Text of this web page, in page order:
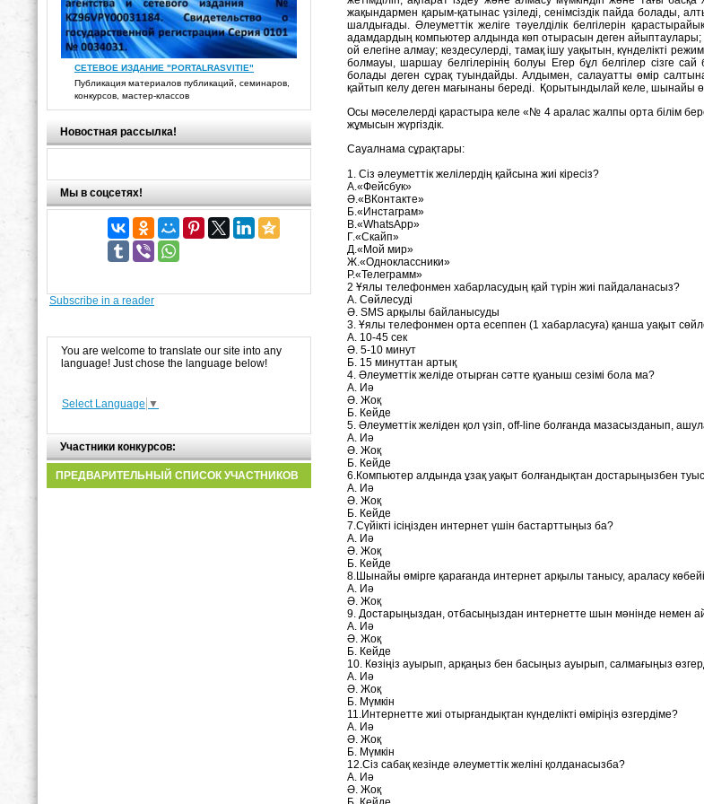
СЕТЕВОЕ ИЗДАНИЕ "PORTALRASVITIE"
Публикация материалов публикаций, семинаров,
конкурсов, мастер-классов
Новостная рассылка!
Мы в соцсетях!
Subscribe in a reader
You are welcome to translate our site into any
language! Just chose the language below!
Select Language ▼
Участники конкурсов:
ПРЕДВАРИТЕЛЬНЫЙ СПИСОК УЧАСТНИКОВ
жақындармен қарым-қатынас үзіледі, сенімсіздік пайда болады,
шалдығады. Әлеуметтік желіге тәуелділік белгілерін
адамдардың компьютер алдында көп отырасын деген айыптаулары;
ой елегіне алмау; кездесулерді, тамақ ішу уақытын, күнделікті
болмауы, шаршау белгілерінің болуы Егер бұл белгілер сізге сай
болады деген сұрақ туындайды. Алдымен, салауатты өмір
қайтып келу деген мағынаны береді. Қорытындылай келе, шынайы
Осы мәселелерді қарастыра келе «№ 4 аралас жалпы орта білім
жұмысын жүргіздік.
Сауалнама сұрақтары:
1. Сіз әлеуметтік желілердің қайсына жиі кіресіз?
А.«Фейсбук»
Ә.«ВКонтакте»
Б.«Инстаграм»
В.«WhatsApp»
Г.«Скайп»
Д.«Мой мир»
Ж.«Одноклассники»
Р.«Телеграмм»
2 Ұялы телефонмен хабарласудың қай түрін жиі пайдаланасыз?
А. Сөйлесуді
Ә. SMS арқылы байланысуды
3. Ұялы телефонмен орта есеппен (1 хабарласуға) қанша уақыт
А. 10-45 сек
Ә. 5-10 минут
Б. 15 минуттан артық
4. Әлеуметтік желіде отырған сәтте қуаныш сезімі бола ма?
А. Иә
Ә. Жоқ
Б. Кейде
5. Әлеуметтік желіден қол үзіп, off-line болғанда мазасызданып,
А. Иә
Ә. Жоқ
Б. Кейде
6.Компьютер алдында ұзақ уақыт болғандықтан достарыңызбен
А. Иә
Ә. Жоқ
Б. Кейде
7.Сүйікті ісіңізден интернет үшін бастарттыңыз ба?
А. Иә
Ә. Жоқ
Б. Кейде
8.Шынайы өмірге қарағанда интернет арқылы танысу, араласу
А. Иә
Ә. Жоқ
9. Достарыңыздан, отбасыңыздан интернетте шын мәнінде немен
А. Иә
Ә. Жоқ
Б. Кейде
10. Көзіңіз ауырып, арқаңыз бен басыңыз ауырып, салмағыңыз
А. Иә
Ә. Жоқ
Б. Мүмкін
11.Интернетте жиі отырғандықтан күнделікті өміріңіз өзгердіме?
А. Иә
Ә. Жоқ
Б. Мүмкін
12.Сіз сабақ кезінде әлеуметтік желіні қолданасызба?
А. Иә
Ә. Жоқ